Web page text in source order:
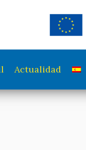
Actualidad